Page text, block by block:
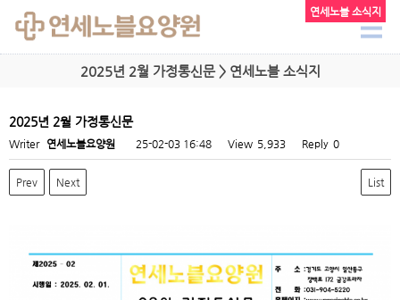
2025년 2월 가정통신문 > 연세노블 소식지
연세노블 소식지
2025년 2월 가정통신문
Writer 연세노블요양원 25-02-03 16:48 View 5,933 Reply 0
Prev Next List